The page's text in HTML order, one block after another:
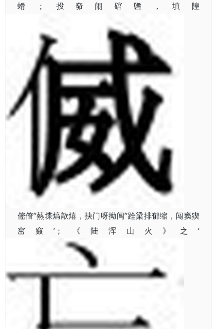
螖；投奅闹䃔䃧 ，填隍
㑻傄’‘爇堞熇歊熺 ，抉门呀拗阊’‘跧梁排郁缩，闯窦猰
窋窡’；《陆浑山火》之‘